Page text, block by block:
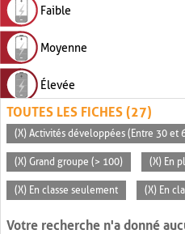
Faible
Moyenne
Élevée
TOUTES LES FICHES (27)
(X) Activités développées (Entre 30 et
(X) Grand groupe (> 100) (X) En
(X) En classe seulement (X) En
Votre recherche n'a donné